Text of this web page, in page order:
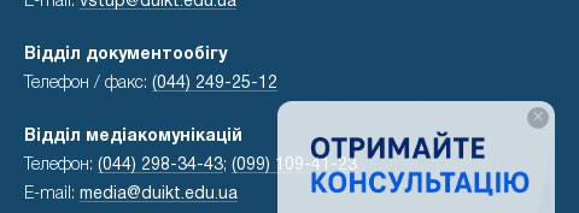
Відділ документообігу
Телефон / факс: (044) 249-25-12
Відділ медіакомунікацій
Телефон: (044) 298-34-43; (099) 109-41-23
E-mail: media@duikt.edu.ua
×